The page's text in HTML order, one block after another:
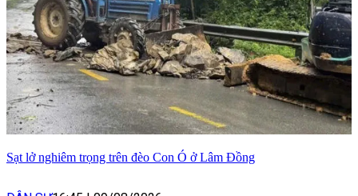
Sạt lở nghiêm trọng trên đèo Con Ó ở Lâm Đồng